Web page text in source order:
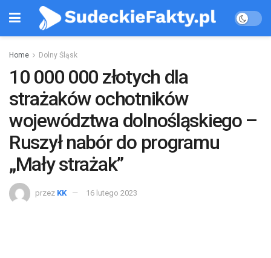
Home Dolny Śląsk
10 000 000 złotych dla
strażaków ochotników
województwa dolnośląskiego –
Ruszył nabór do programu
„Mały strażak”
przez KK 16 lutego 2023